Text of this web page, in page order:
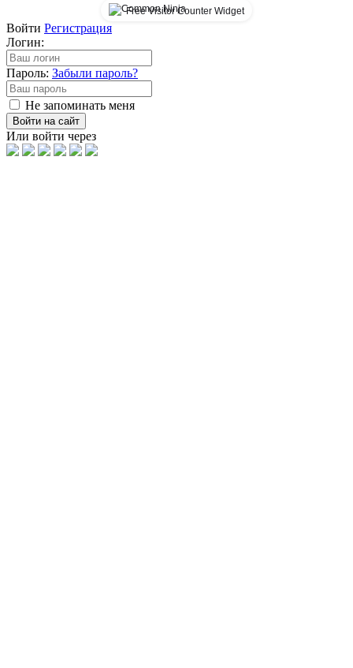
Free Visitor Counter Widget
Войти Регистрация
Логин:
Пароль: Забыли пароль?
Не запоминать меня
Войти на сайт
Или войти через